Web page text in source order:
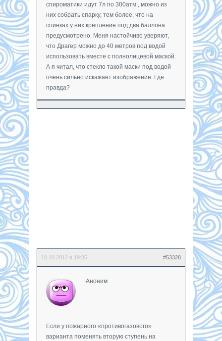
спироматики идут 7л по 300атм., можно из
них собрать спарку, тем более, что на
спинках у них крепление под два баллона
предусмотрено. Меня настойчиво уверяют,
что Драгер можно до 40 метров под водой
использовать вместе с полнолицевой маской.
А я читал, что стекло такой маски под водой
очень сильно искажает изображение. Где
правда?
10.10.2012 в 19:35 #53328
Аноним
Если у пожарного «противогазового»
варианта поменять вторую ступень на